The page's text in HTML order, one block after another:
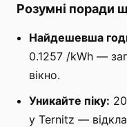
Розумні поради
Найдешевша
0.1257 /kWh —
вікно.
Уникайте піку:
у Ternitz —